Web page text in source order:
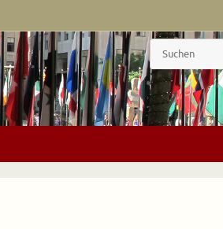
Suchen